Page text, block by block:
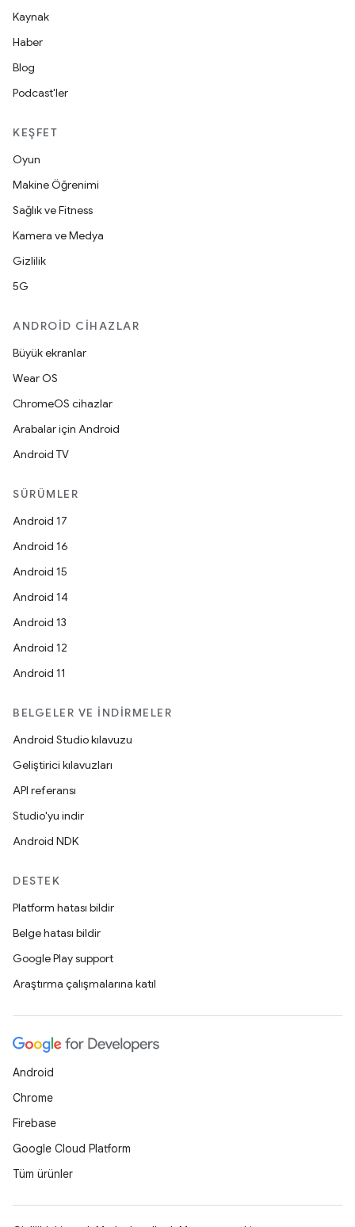
Kaynak
Haber
Blog
Podcast'ler
KEŞFET
Oyun
Makine Öğrenimi
Sağlık ve Fitness
Kamera ve Medya
Gizlilik
5G
ANDROID CIHAZLAR
Büyük ekranlar
Wear OS
ChromeOS cihazlar
Arabalar için Android
Android TV
SÜRÜMLER
Android 17
Android 16
Android 15
Android 14
Android 13
Android 12
Android 11
BELGELER VE İNDIRMELER
Android Studio kılavuzu
Geliştirici kılavuzları
API referansı
Studio'yu indir
Android NDK
DESTEK
Platform hatası bildir
Belge hatası bildir
Google Play support
Araştırma çalışmalarına katıl
Android
Chrome
Firebase
Google Cloud Platform
Tüm ürünler